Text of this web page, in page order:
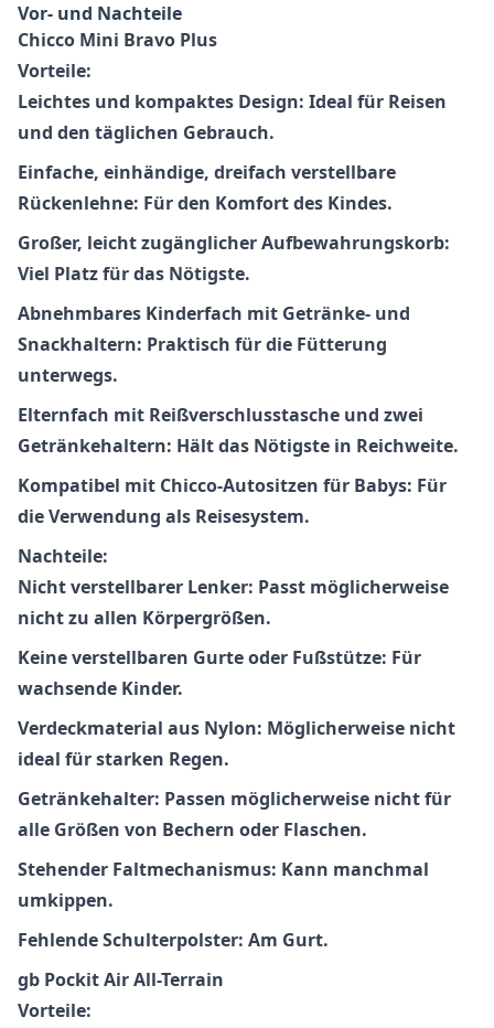
Vor- und Nachteile
Chicco Mini Bravo Plus
Vorteile:
Leichtes und kompaktes Design: Ideal für Reisen
und den täglichen Gebrauch.
Einfache, einhändige, dreifach verstellbare
Rückenlehne: Für den Komfort des Kindes.
Großer, leicht zugänglicher Aufbewahrungskorb:
Viel Platz für das Nötigste.
Abnehmbares Kinderfach mit Getränke- und
Snackhaltern: Praktisch für die Fütterung
unterwegs.
Elternfach mit Reißverschlusstasche und zwei
Getränkehaltern: Hält das Nötigste in Reichweite.
Kompatibel mit Chicco-Autositzen für Babys: Für
die Verwendung als Reisesystem.
Nachteile:
Nicht verstellbarer Lenker: Passt möglicherweise
nicht zu allen Körpergrößen.
Keine verstellbaren Gurte oder Fußstütze: Für
wachsende Kinder.
Verdeckmaterial aus Nylon: Möglicherweise nicht
ideal für starken Regen.
Getränkehalter: Passen möglicherweise nicht für
alle Größen von Bechern oder Flaschen.
Stehender Faltmechanismus: Kann manchmal
umkippen.
Fehlende Schulterpolster: Am Gurt.
gb Pockit Air All-Terrain
Vorteile: